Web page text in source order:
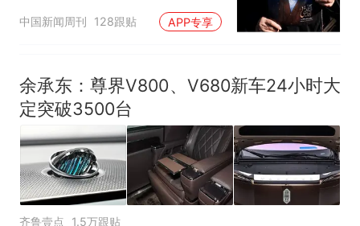
深长
中国新闻周刊 128跟贴 APP专享
余承东：尊界V800、V680新车24小时大
定突破3500台
齐鲁壹点 1.5万跟贴